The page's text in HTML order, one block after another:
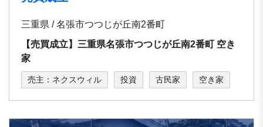
三重県 / 名張市つつじが丘南2番町
【売買成立】三重県名張市つつじが丘南2番町 空き
家
売主：ネクスウィル 投資 古民家 空き家